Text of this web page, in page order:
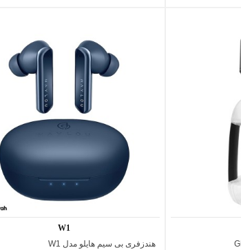
اضافه به مقایسه
W1
هندزفری بی‌ سیم هایلو مدل W1